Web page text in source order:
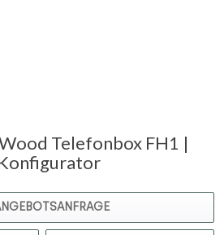
Telefonbox FH1 |